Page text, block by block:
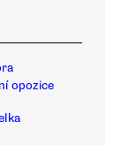
opozice